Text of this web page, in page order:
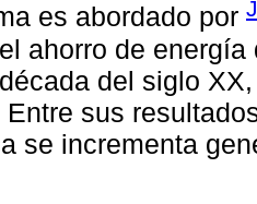
es abordado por
ahorro de
del siglo
Entre sus
se incrementa